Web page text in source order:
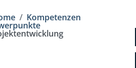
Kompetenzen